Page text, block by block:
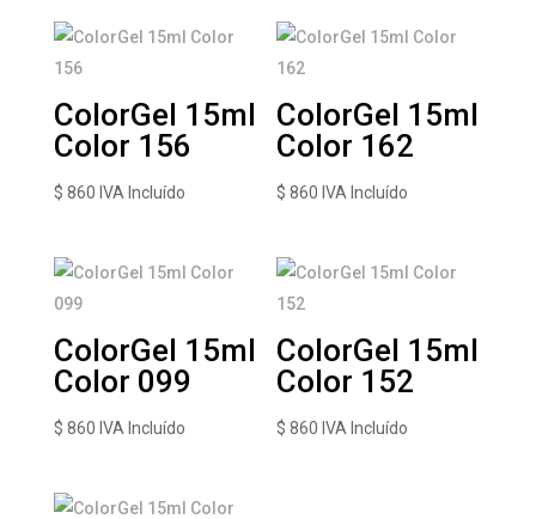
ColorGel 15ml
Color 156
$ 860 IVA Incluído
ColorGel 15ml
Color 162
$ 860 IVA Incluído
ColorGel 15ml
Color 099
$ 860 IVA Incluído
ColorGel 15ml
Color 152
$ 860 IVA Incluído